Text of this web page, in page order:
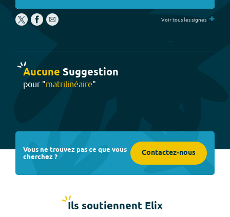
Voir tous les signes +
Aucune Suggestion
pour "matrilinéaire"
Vous ne trouvez pas ce que vous
cherchez ? Contactez-nous
Ils soutiennent Elix